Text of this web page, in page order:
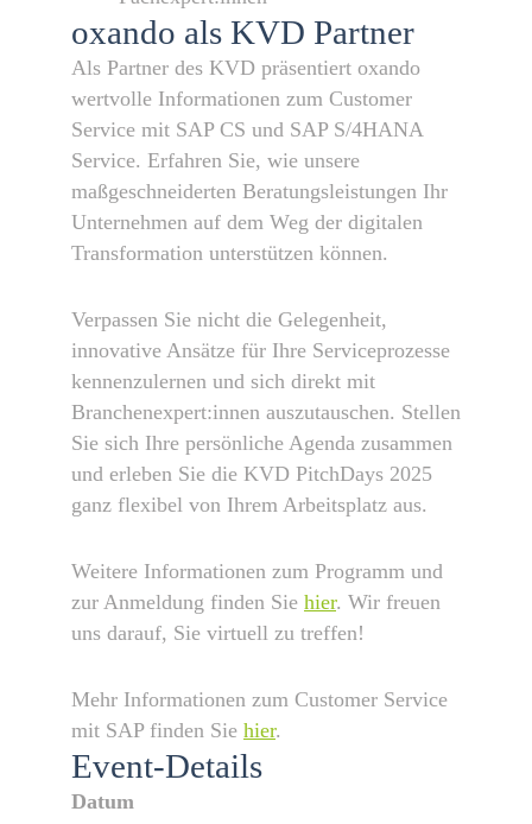
oxando als KVD Partner
Als Partner des KVD präsentiert oxando
wertvolle Informationen zum Customer
Service mit SAP CS und SAP S/4HANA
Service. Erfahren Sie, wie unsere
maßgeschneiderten Beratungsleistungen Ihr
Unternehmen auf dem Weg der digitalen
Transformation unterstützen können.
Verpassen Sie nicht die Gelegenheit,
innovative Ansätze für Ihre Serviceprozesse
kennenzulernen und sich direkt mit
Branchenexpert:innen auszutauschen. Stellen
Sie sich Ihre persönliche Agenda zusammen
und erleben Sie die KVD PitchDays 2025
ganz flexibel von Ihrem Arbeitsplatz aus.
Weitere Informationen zum Programm und
zur Anmeldung finden Sie hier. Wir freuen
uns darauf, Sie virtuell zu treffen!
Mehr Informationen zum Customer Service
mit SAP finden Sie hier.
Event-Details
Datum